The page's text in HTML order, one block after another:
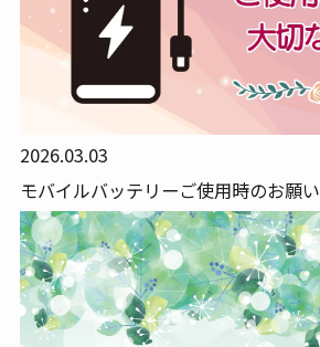
2026.03.03
モバイルバッテリーご使用時のお願い